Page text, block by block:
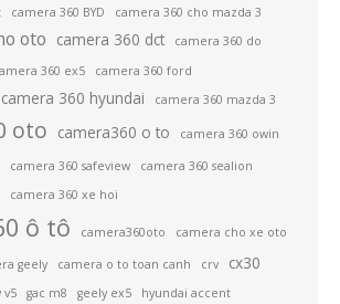
camera 360 BYD camera 360 cho mazda 3
oto camera 360 dct
camera 360 do
360 ex5
camera 360 ford
camera 360 hyundai camera 360 mazda 3
oto camera360 o to camera 360 owin
camera 360 safeview
camera 360 sealion
camera 360 xe hoi
ô tô camera360oto camera cho xe oto
geely camera o to toan canh crv cx30
v5 gac m8 geely ex5 hyundai accent